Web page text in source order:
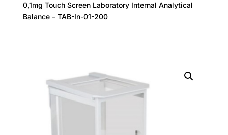
0,1mg Touch Screen Laboratory Internal Analytical
Balance – TAB-In-01-200